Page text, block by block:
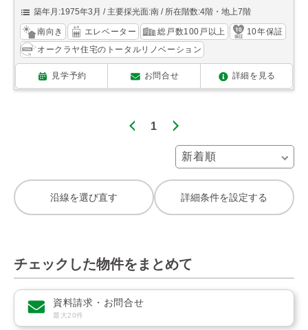
築年月:1975年3月
主要採光面:南 所在階数:4階・地上7階
南向き エレベーター 総戸数100戸以上
10年保証
オークラヤ住宅のトータルリノベーション
見学予約 お問合せ 詳細を見る
1
沿線を選び直す 詳細条件を設定する
チェックした物件をまとめて
資料請求・お問合せ
最大20件